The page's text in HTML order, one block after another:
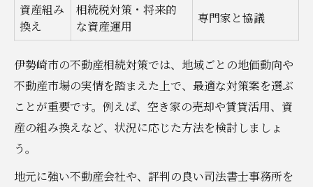
資産組み
換え
相続税対策・将来的
な資産運用
専門家と協議
伊勢崎市の不動産相続対策では、地域ごとの地価動向や
不動産市場の実情を踏まえた上で、最適な対策案を選ぶ
ことが重要です。例えば、空き家の売却や賃貸活用、資
産の組み換えなど、状況に応じた方法を検討しましょ
う。
地元に強い不動産会社や、評判の良い司法書士事務所を